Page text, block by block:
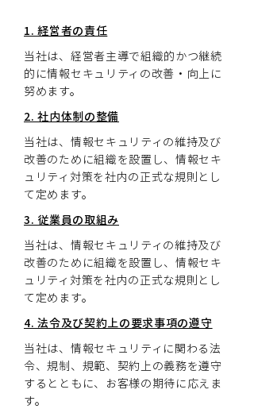
1. 経営者の責任
当社は、経営者主導で組織的かつ継続
的に情報セキュリティの改善・向上に
努めます。
2. 社内体制の整備
当社は、情報セキュリティの維持及び
改善のために組織を設置し、情報セキ
ュリティ対策を社内の正式な規則とし
て定めます。
3. 従業員の取組み
当社は、情報セキュリティの維持及び
改善のために組織を設置し、情報セキ
ュリティ対策を社内の正式な規則とし
て定めます。
4. 法令及び契約上の要求事項の遵守
当社は、情報セキュリティに関わる法
令、規制、規範、契約上の義務を遵守
するとともに、お客様の期待に応えま
す。